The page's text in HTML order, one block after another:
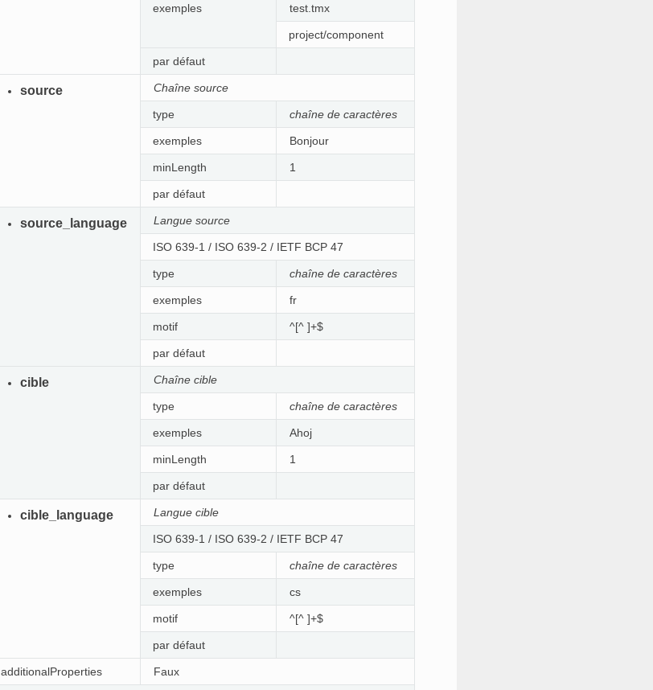
exemples test.tmx
project/component
par défaut
source Chaîne source
type chaîne de caractères
exemples Bonjour
minLength 1
par défaut
source_language Langue source
ISO 639-1 / ISO 639-2 / IETF BCP 47
type chaîne de caractères
exemples fr
motif ^[^ ]+$
par défaut
cible Chaîne cible
type chaîne de caractères
exemples Ahoj
minLength 1
par défaut
cible_language Langue cible
ISO 639-1 / ISO 639-2 / IETF BCP 47
type chaîne de caractères
exemples cs
motif ^[^ ]+$
par défaut
additionalProperties Faux